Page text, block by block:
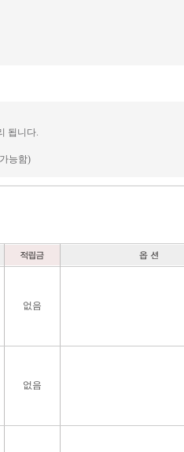
됩니다.
능함)
없음
없음